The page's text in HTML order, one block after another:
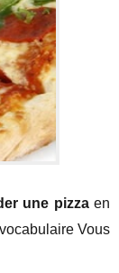
une pizzaen
Vous